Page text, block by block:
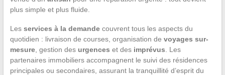
plus simple et plus fluide.
Les services à la demandecouvrent tous les aspects du
quotidien : livraison de courses, organisation de voyages sur-
mesure, gestion des urgences et des imprévus . Les
partenaires immobiliers accompagnent le suivi des résidences
principales ou secondaires, assurant la tranquillité d’esprit du